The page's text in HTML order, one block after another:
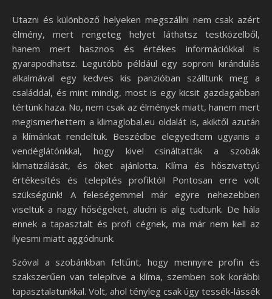
Utazni és különböző helyeken megszállni nem csak azért
élmény, mert rengeteg helyet láthatsz testközelből,
hanem mert hasznos és értékes információkkal is
gyarapodhatsz. Legutóbb például egy soproni kirándulás
alkalmával egy kedves kis panzióban szálltunk meg a
családdal, és mint mindig, most is egy kicsit gazdagabban
tértünk haza. No, nem csak az élmények miatt, hanem mert
megismerhettem a klimaglobal.eu oldalát is, akiktől azután
a klímánkat rendeltük. Beszédbe elegyedtem ugyanis a
vendéglátónkkal, hogy kivel csináltatták a szobák
klimatizálását, és őket ajánlotta. Klíma és hőszivattyú
értékesítés és telepítés profiktól! Pontosan erre volt
szükségünk! A feleségemmel már egyre nehezebben
viseltük a nagy hőségeket, aludni is alig tudtunk. De hála
ennek a tapasztalt és profi cégnek, ma már nem kell az
ilyesmi miatt aggódnunk.
Szóval a szobánkban feltűnt, hogy mennyire profin és
szakszerűen van telepítve a klíma, szemben sok korábbi
tapasztalatunkkal. Volt, ahol tényleg csak úgy tessék-lássék